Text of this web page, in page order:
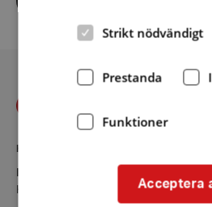
via
facebook
Strikt nödvändigt
Prestanda
Funktioner
Acceptera